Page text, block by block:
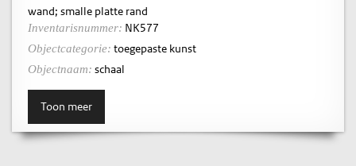
wand; smalle platte rand
Inventarisnummer: NK577
Objectcategorie: toegepaste kunst
Objectnaam: schaal
Toon meer